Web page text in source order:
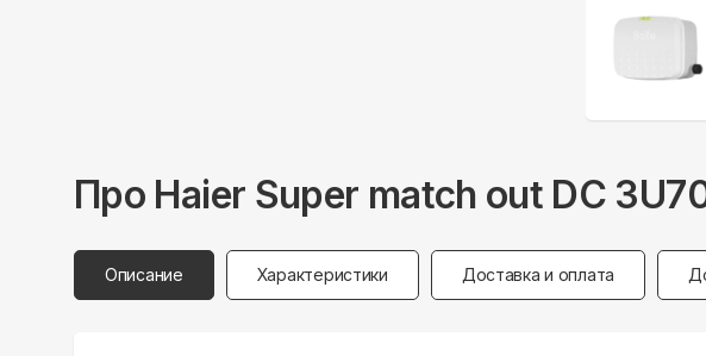
Про Haier Super match out DC
Описание Характеристики Доставка и оплата